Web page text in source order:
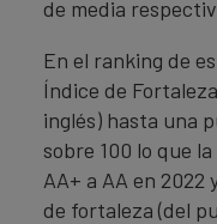
de media
En el ranking de
Índice de
inglés) hasta una
sobre 100 lo que
AA+ a AA en 2022
de fortaleza (del